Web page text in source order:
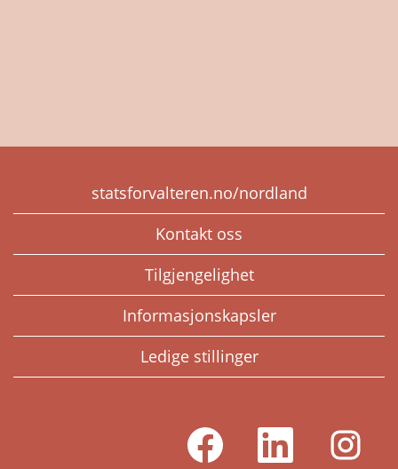
statsforvalteren.no/nordland
Kontakt oss
Tilgjengelighet
Informasjonskapsler
Ledige stillinger
Å
p
n
Å
n
Å
p
n